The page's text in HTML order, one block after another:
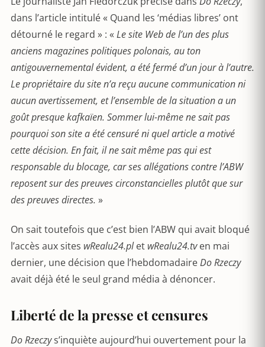
dans l’article intitulé « Quand les ‘médias libres’ ont
détourné le regard » : « Le site Web de l’un des plus
anciens magazines politiques polonais, au ton
antigouvernemental évident, a été fermé d’un jour à l’autre.
Le propriétaire du site n’a reçu aucune communication ni
aucun avertissement, et l’ensemble de la situation a un
goût presque kafkaïen. Sommer lui-même ne sait pas
pourquoi son site a été censuré ni quel article a motivé
cette décision. En fait, il ne sait même pas qui est
responsable du blocage, car ses allégations contre l’ABW
reposent sur des preuves circonstancielles plutôt que sur
des preuves directes. »
On sait toutefois que c’est bien l’ABW qui avait bloqué
l’accès aux sites wRealu24.plet wRealu24.tven mai
dernier, une décision que l’hebdomadaireDo Rzeczy
avait déjà été le seul grand média à dénoncer.
Liberté de la presse et censures
Do Rzeczys’inquiète aujourd’hui ouvertement pour la